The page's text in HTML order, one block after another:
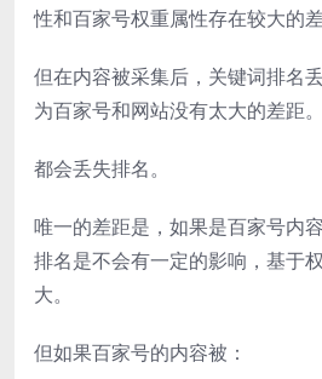
性和百家号权重属性存在较大的差
但在内容被采集后，关键词排名
为百家号和网站没有太大的差距。
都会丢失排名。
唯一的差距是，如果是百家号内
排名是不会有一定的影响，基于
大。
但如果百家号的内容被：